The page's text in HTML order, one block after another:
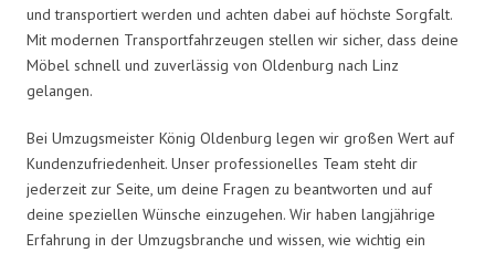
und transportiert werden und achten dabei auf höchste Sorgfalt.
Mit modernen Transportfahrzeugen stellen wir sicher, dass deine
Möbel schnell und zuverlässig von Oldenburg nach Linz
gelangen.
Bei Umzugsmeister König Oldenburg legen wir großen Wert auf
Kundenzufriedenheit. Unser professionelles Team steht dir
jederzeit zur Seite, um deine Fragen zu beantworten und auf
deine speziellen Wünsche einzugehen. Wir haben langjährige
Erfahrung in der Umzugsbranche und wissen, wie wichtig ein